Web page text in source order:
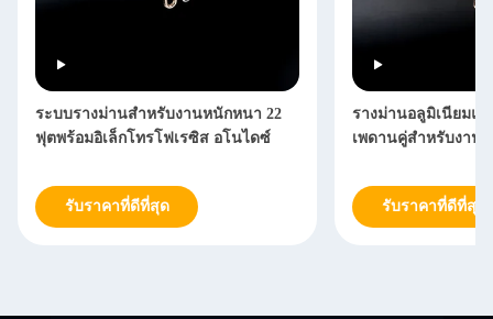
ระบบรางม่านสำหรับงานหนักหนา 22
ฟุตพร้อมอิเล็กโทรโฟเรซิส อโนไดซ์
รับราคาที่ดีที่สุด
รางม่านอลูมิเนียมแ
เพดานคู่สำหรับงาน
รับราคาที่ดีที่สุด